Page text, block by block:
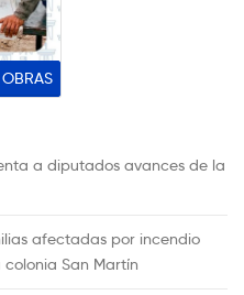
a diputados avances de la
afectadas por incendio
San Martín